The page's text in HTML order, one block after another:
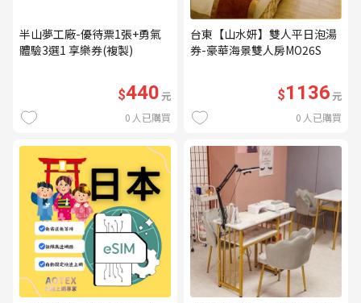
半山夢工廠-優待票1張+勇氣
體驗3選1 享樂券(複製)
$440元
0 人已購買
台東【山水妍】雙人平日泡湯
券-豪華海景雙人房MO26S
$1136元
0 人已購買